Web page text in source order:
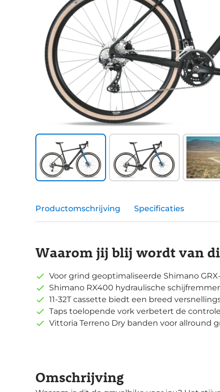
Productomschrijving Specificaties
Waarom jij blij wordt van
Voor grind geoptimaliseerde Shimano
Shimano RX400 hydraulische
11-32T cassette biedt een breed
Taps toelopende vork verbetert de
Vittoria Terreno Dry banden voor allround
Omschrijving